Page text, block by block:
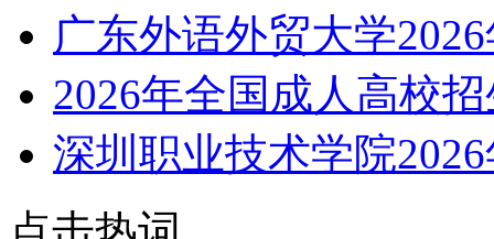
广东外语外贸大学
2026年全国成人高校
深圳职业技术学院